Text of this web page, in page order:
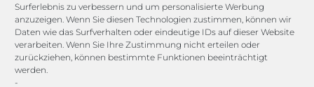
Surferlebnis zu verbessern und um personalisierte Werbung
anzuzeigen. Wenn Sie diesen Technologien zustimmen, können wir
Daten wie das Surfverhalten oder eindeutige IDs auf dieser Website
verarbeiten. Wenn Sie Ihre Zustimmung nicht erteilen oder
zurückziehen, können bestimmte Funktionen beeinträchtigt
werden.
-
vertrieb@megasoft.de
+49 2173 265 06 0
Mo. - Do. 08:00 - 17:00 Uhr